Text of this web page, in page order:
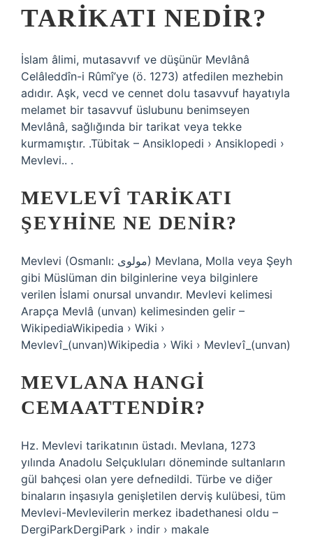
TARIKATI NEDIR?
İslam âlimi, mutasavvıf ve düşünür Mevlânâ
Celâleddîn-i Rûmî’ye (ö. 1273) atfedilen mezhebin
adıdır. Aşk, vecd ve cennet dolu tasavvuf hayatıyla
melamet bir tasavvuf üslubunu benimseyen
Mevlânâ, sağlığında bir tarikat veya tekke
kurmamıştır. .Tübitak – Ansiklopedi › Ansiklopedi ›
Mevlevi.. .
MEVLEVÎ TARIKATI
ŞEYHINE NE DENIR?
Mevlevi (Osmanlı: مولوی) Mevlana, Molla veya Şeyh
gibi Müslüman din bilginlerine veya bilginlere
verilen İslami onursal unvandır. Mevlevi kelimesi
Arapça Mevlâ (unvan) kelimesinden gelir –
WikipediaWikipedia › Wiki ›
Mevlevî_(unvan)Wikipedia › Wiki › Mevlevî_(unvan)
MEVLANA HANGI
CEMAATTENDIR?
Hz. Mevlevi tarikatının üstadı. Mevlana, 1273
yılında Anadolu Selçukluları döneminde sultanların
gül bahçesi olan yere defnedildi. Türbe ve diğer
binaların inşasıyla genişletilen derviş kulübesi, tüm
Mevlevi-Mevlevilerin merkez ibadethanesi oldu –
DergiParkDergiPark › indir › makale